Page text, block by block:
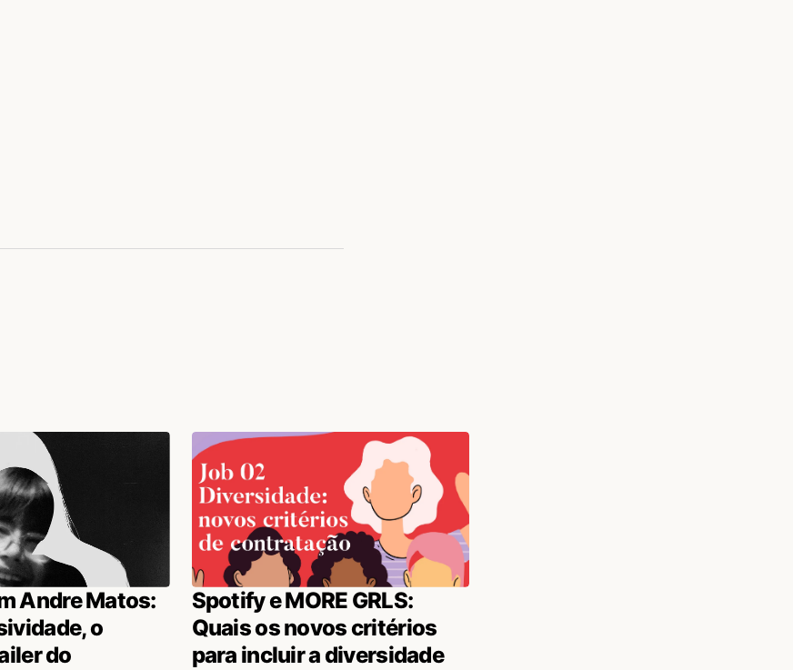
Andre Matos:
o
do
Spotify e MORE GRLS:
Quais os novos critérios
para incluir a diversidade